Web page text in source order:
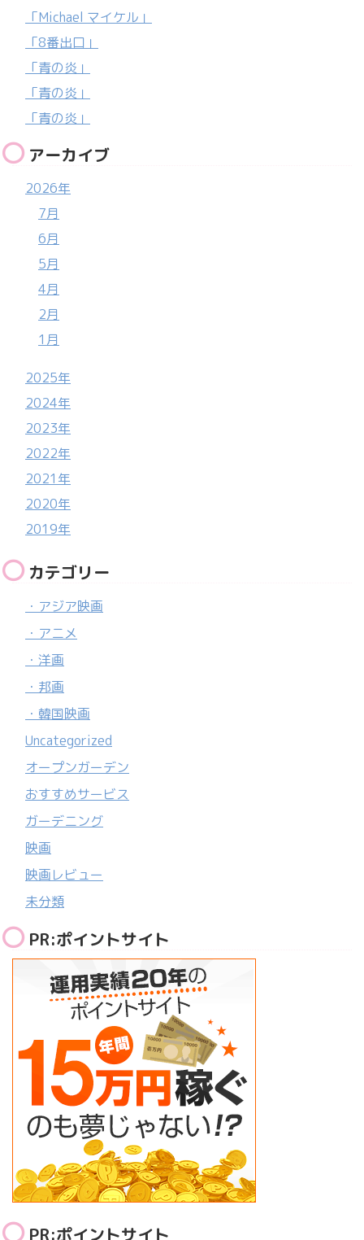
「Michael マイケル」
「8番出口」
「青の炎」
「青の炎」
「青の炎」
アーカイブ
2026年
7月
6月
5月
4月
2月
1月
2025年
2024年
2023年
2022年
2021年
2020年
2019年
カテゴリー
・アジア映画
・アニメ
・洋画
・邦画
・韓国映画
Uncategorized
オープンガーデン
おすすめサービス
ガーデニング
映画
映画レビュー
未分類
PR:ポイントサイト
PR:ポイントサイト